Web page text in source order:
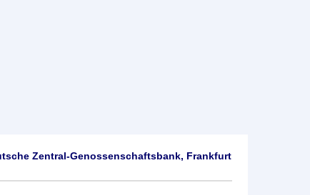
Zentral-Genossenschaftsbank, Frankfurt